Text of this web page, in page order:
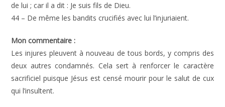
de lui ; car il a dit : Je suis fils de Dieu.
44 – De même les bandits crucifiés avec lui l’injuriaient.
Mon commentaire :
Les injures pleuvent à nouveau de tous bords, y compris des
deux autres condamnés. Cela sert à renforcer le caractère
sacrificiel puisque Jésus est censé mourir pour le salut de cux
qui l’insultent.